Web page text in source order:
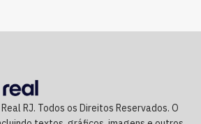
RJ. Todos os Direitos Reservados. O